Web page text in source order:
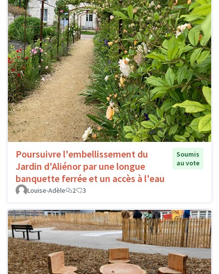
Poursuivre l'embellissement du
Jardin d'Aliénor par une longue
banquette ferrée et un accès à l'eau
Soumis
au vote
Louise-Adèle 2 3